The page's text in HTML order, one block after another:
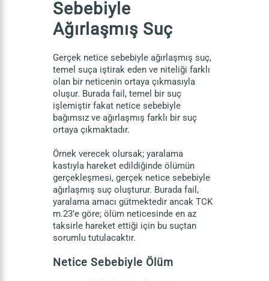
Sebebiyle
Ağırlaşmış Suç
Gerçek netice sebebiyle ağırlaşmış suç,
temel suça iştirak eden ve niteliği farklı
olan bir neticenin ortaya çıkmasıyla
oluşur. Burada fail, temel bir suç
işlemiştir fakat netice sebebiyle
bağımsız ve ağırlaşmış farklı bir suç
ortaya çıkmaktadır.
Örnek verecek olursak; yaralama
kastıyla hareket edildiğinde ölümün
gerçekleşmesi, gerçek netice sebebiyle
ağırlaşmış suç oluşturur. Burada fail,
yaralama amacı gütmektedir ancak TCK
m.23’e göre; ölüm neticesinde en az
taksirle hareket ettiği için bu suçtan
sorumlu tutulacaktır.
Netice Sebebiyle Ölüm